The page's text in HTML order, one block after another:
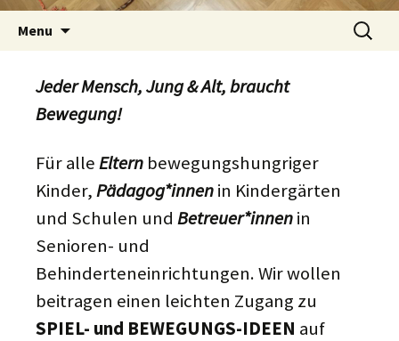
Menu
Skip
to
content
nach:
Jeder Mensch, Jung & Alt, braucht
Bewegung!
Für alleEltern bewegungshungriger
Kinder,Pädagog*innenin Kindergärten
und Schulen und Betreuer*innenin
Senioren- und
Behinderteneinrichtungen. Wir wollen
beitragen einen leichten Zugang zu
SPIEL- und BEWEGUNGS-IDEEN auf